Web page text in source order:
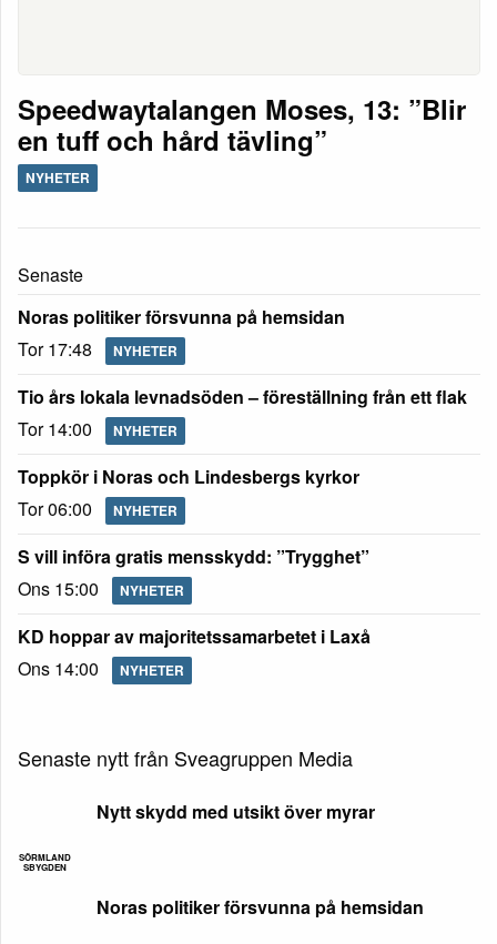
Speedwaytalangen Moses, 13: ”Blir
en tuff och hård tävling”
NYHETER
Senaste
Noras politiker försvunna på hemsidan
Tor 17:48
NYHETER
Tio års lokala levnadsöden – föreställning från ett flak
Tor 14:00
NYHETER
Toppkör i Noras och Lindesbergs kyrkor
Tor 06:00
NYHETER
S vill införa gratis mensskydd: ”Trygghet”
Ons 15:00
NYHETER
KD hoppar av majoritetssamarbetet i Laxå
Ons 14:00
NYHETER
Senaste nytt från Sveagruppen Media
SÖRMLAND
SBYGDEN
Nytt skydd med utsikt över myrar
Noras politiker försvunna på hemsidan